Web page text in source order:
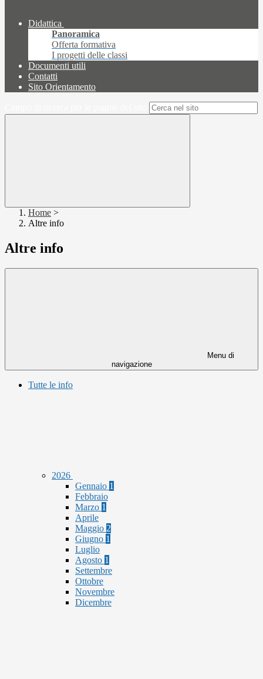
Didattica
Panoramica
Offerta formativa
I progetti delle classi
Documenti utili
Contatti
Sito Orientamento
Home >
Altre info
Altre info
Menu di
navigazione
Tutte le info
2026
Gennaio 1
Febbraio
Marzo 1
Aprile
Maggio 2
Giugno 1
Luglio
Agosto 1
Settembre
Ottobre
Novembre
Dicembre